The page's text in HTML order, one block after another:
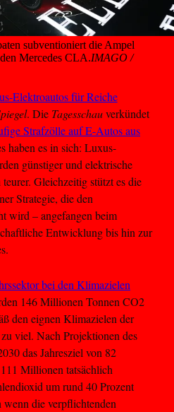
subventioniert die Ampel
Mercedes CLA.IMAGO /
Elektroautos für Reiche
. Die Tagesschauverkündet
Strafzölle auf E-Autos aus
haben es in sich: Luxus-
günstiger und elektrische
Gleichzeitig stützt es die
Strategie, die den
wird – angefangen beim
Entwicklung bis hin zur
bei den Klimazielen
146 Millionen Tonnen CO2
den eignen Klimazielen der
viel. Nach Projektionen des
das Jahresziel von 82
Millionen tatsächlich
um rund 40 Prozent
die verpflichtenden